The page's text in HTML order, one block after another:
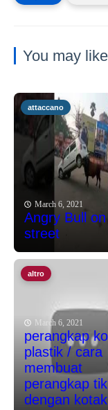
You may
attaccano
March 6, 2021
Angry Bull on
street
altro
March 6, 2021
perangkap
plastik / cara
membuat
perangkap
dengan